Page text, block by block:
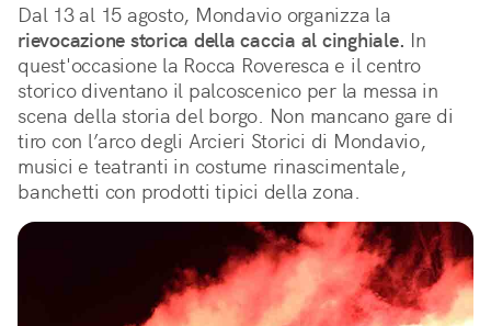
Dal 13 al 15 agosto, Mondavio organizza la
rievocazione storica della caccia al cinghiale. In
quest'occasione la Rocca Roveresca e il centro
storico diventano il palcoscenico per la messa in
scena della storia del borgo. Non mancano gare di
tiro con l’arco degli Arcieri Storici di Mondavio,
musici e teatranti in costume rinascimentale,
banchetti con prodotti tipici della zona.